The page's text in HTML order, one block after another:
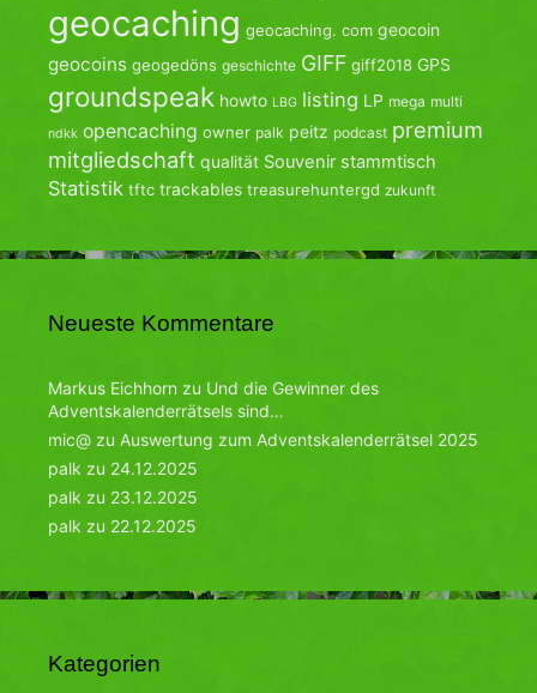
geocaching geocaching. com geocoin
geocoins geogedöns geschichte GIFF giff2018 GPS
groundspeak howto LBG listing LP mega multi
ndkk opencaching owner palk peitz podcast premium
mitgliedschaft qualität Souvenir stammtisch
Statistik tftc trackables treasurehuntergd zukunft
Neueste Kommentare
Markus Eichhorn zu Und die Gewinner des
Adventskalenderrätsels sind…
mic@ zu Auswertung zum Adventskalenderrätsel 2025
palk zu 24.12.2025
palk zu 23.12.2025
palk zu 22.12.2025
Kategorien